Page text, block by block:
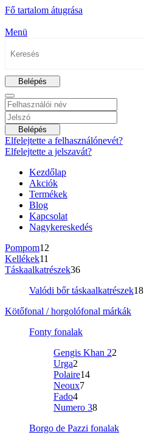
Fő tartalom átugrása
Menü
Belépés
Belépés
Elfelejtette a felhasználónevét?
Elfelejtette a jelszavát?
Kezdőlap
Akciók
Termékek
Blog
Kapcsolat
Nagykereskedés
Pompom12
Kellékek11
Táskaalkatrészek36
Valódi bőr táskaalkatrészek18
Kötőfonal / horgolófonal márkák
Fonty fonalak
Gengis Khan 22
Urga2
Polaire14
Neoux7
Fado4
Numero 38
Borgo de Pazzi fonalak